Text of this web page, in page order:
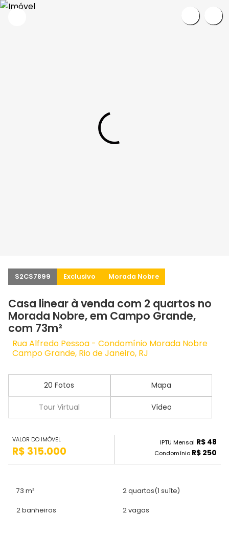
S2CS7899 Exclusivo Morada Nobre
Casa linear à venda com 2 quartos no
Morada Nobre, em Campo Grande,
com 73m²
Rua Alfredo Pessoa - Condomínio Morada Nobre
Campo Grande, Rio de Janeiro, RJ
20 Fotos Mapa
Tour Virtual Vídeo
VALOR DO IMÓVEL
R$ 315.000
IPTU Mensal R$ 48
Condomínio R$ 250
73 m² 2 quartos(1 suíte)
2 banheiros 2 vagas